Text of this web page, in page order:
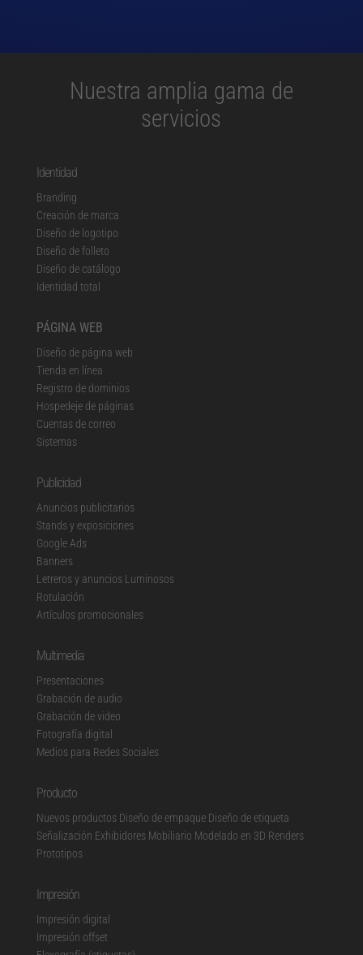
Nuestra amplia gama de
servicios
Identidad
Branding
Creación de marca
Diseño de logotipo
Diseño de folleto
Diseño de catálogo
Identidad total
PÁGINA WEB
Diseño de página web
Tienda en línea
Registro de dominios
Hospedeje de páginas
Cuentas de correo
Sistemas
Publicidad
Anuncios publicitarios
Stands y exposiciones
Google Ads
Banners
Letreros y anuncios Luminosos
Rotulación
Artículos promocionales
Multimedia
Presentaciones
Grabación de audio
Grabación de video
Fotografía digital
Medios para Redes Sociales
Producto
Nuevos productos Diseño de empaque Diseño de etiqueta
Señalización ExhibidoresMobiliario Modelado en 3D Renders
Prototipos
Impresión
Impresión digital
Impresión offset